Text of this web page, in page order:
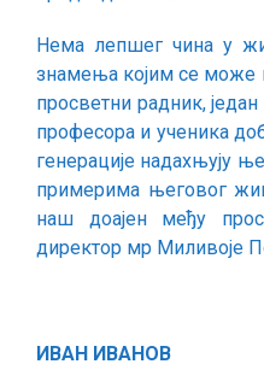
Нема лепшег чина у
знамења којим се може
просветни радник,
професора и ученика
генерације надахњују
примерима његовог
наш доајен међу
директор мр Миливоје
ИВАН ИВАНОВ